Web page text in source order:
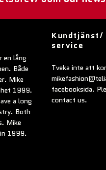
en lång
Både
Mike
1999.
a long
Both
Mike
1999.
Kundtjänst/
service
Tveka inte att
facebooksida.
contact us.